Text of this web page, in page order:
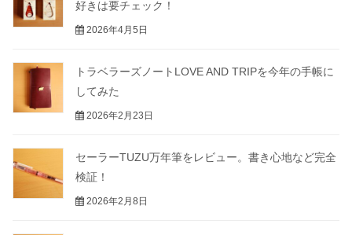
好きは要チェック！
2026年4月5日
トラベラーズノートLOVE AND TRIPを今年の手帳に
してみた
2026年2月23日
セーラーTUZU万年筆をレビュー。書き心地など完全
検証！
2026年2月8日